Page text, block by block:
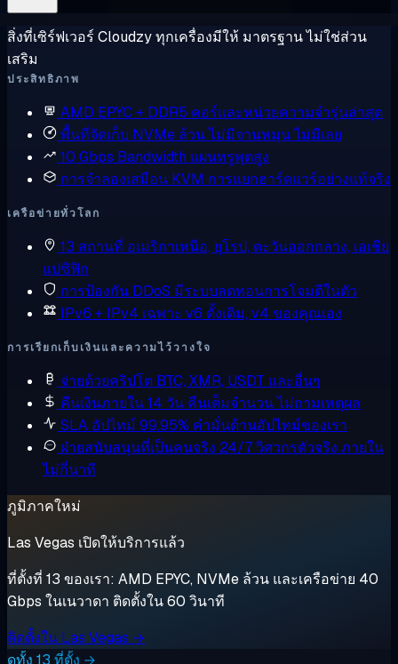
สิ่งที่เซิร์ฟเวอร์ Cloudzy ทุกเครื่องมีให้ มาตรฐาน ไม่ใช่ส่วน
เสริม
ประสิทธิภาพ
AMD EPYC + DDR5 คอร์และหน่วยความจำรุ่นล่าสุด
พื้นที่จัดเก็บ NVMe ล้วนไม่มีจานหมุน ไม่มีเลย
10 Gbps Bandwidth แผนทรูพุตสูง
การจำลองเสมือน KVM การแยกฮาร์ดแวร์อย่างแท้จริง
เครือข่ายทั่วโลก
13 สถานที่ อเมริกาเหนือ, ยุโรป, ตะวันออกกลาง, เอเชีย
แปซิฟิก
การป้องกัน DDoS มีระบบลดทอนการโจมตีในตัว
IPv6 + IPv4 เฉพาะ v6 ดั้งเดิม, v4 ของคุณเอง
การเรียกเก็บเงินและความไว้วางใจ
จ่ายด้วยคริปโต BTC, XMR, USDT และอื่นๆ
คืนเงินภายใน 14 วัน คืนเต็มจำนวน ไม่ถามเหตุผล
SLA อัปไทม์ 99.95% คำมั่นด้านอัปไทม์ของเรา
ฝ่ายสนับสนุนที่เป็นคนจริง 24/7วิศวกรตัวจริง ภายใน
ไม่กี่นาที
ภูมิภาคใหม่
Las Vegas เปิดให้บริการแล้ว
ที่ตั้งที่ 13 ของเรา: AMD EPYC, NVMe ล้วน และเครือข่าย 40
Gbps ในเนวาดา ติดตั้งใน 60 วินาที
ติดตั้งใน Las Vegas →
ดูทั้ง 13 ที่ตั้ง →